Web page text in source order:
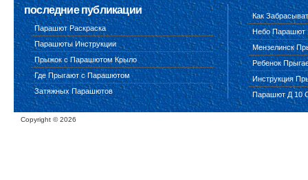
последние публикации
Парашют Раскраска
Парашюты Инструкции
Прыжок с Парашютом Крыло
Где Прыгают с Парашютом
Затяжных Парашютов
Как
Небо Парашют
Мензелинск
Ребенок
Инструкция
Парашют Д 10
Copyright ©2026